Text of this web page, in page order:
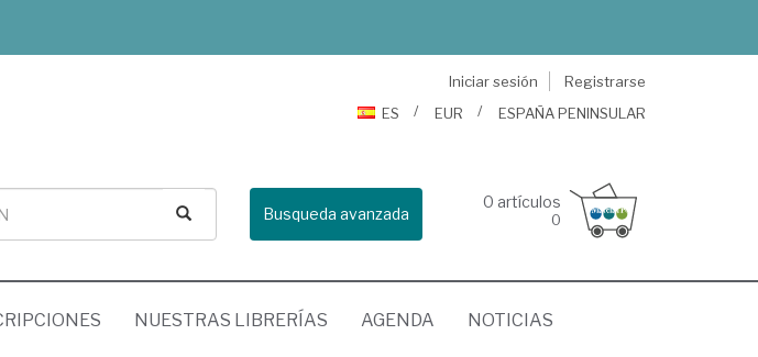
Iniciar sesión
Registrarse
ES
EUR ESPAÑA PENINSULAR
Busqueda avanzada
0 artículos
0
NUESTRAS LIBRERÍAS AGENDA NOTICIAS